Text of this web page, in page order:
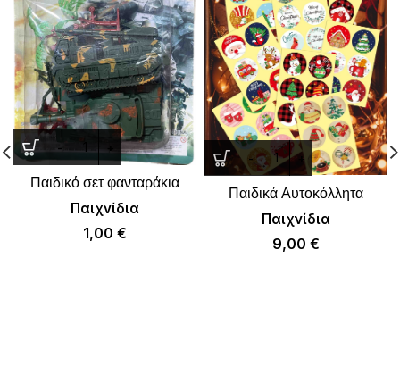
Παιδικό σετ φανταράκια
Παιχνίδια
1,00 €
Παιδικά Αυτοκόλλητα
Παιχνίδια
9,00 €